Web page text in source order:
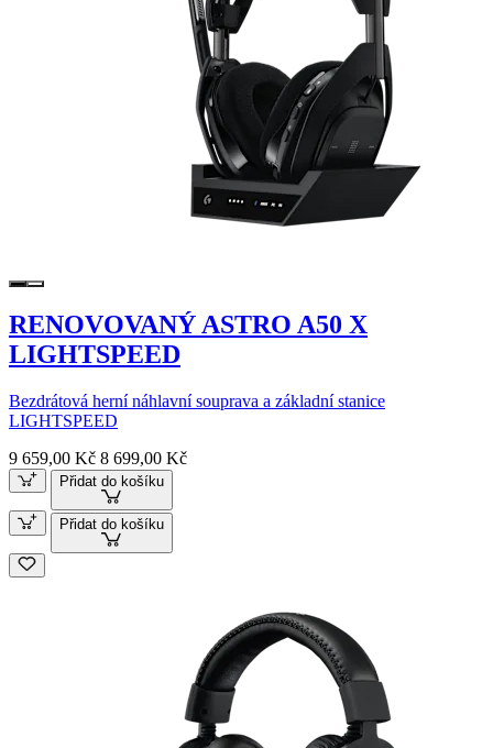
RENOVOVANÝ ASTRO A50 X
LIGHTSPEED
Bezdrátová herní náhlavní souprava a základní stanice
LIGHTSPEED
9 659,00 Kč 8 699,00 Kč
Přidat do košíku
Přidat do košíku